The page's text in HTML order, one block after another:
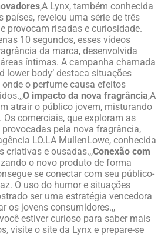
,A Lynx, também conhecida
países, revelou uma série de três
provocam risadas e curiosidade.
10 segundos, esses vídeos
da marca, desenvolvida
íntimas. A campanha chamada
lower body’ destaca situações
o perfume causa efeitos
O impacto da nova fragrância,A
atrair o público jovem, misturando
Os comerciais, que exploram as
pela nova fragrância,
LO.LA MullenLowe, conhecida
criativas e ousadas.,,Conexão com
o novo produto de forma
se conectar com seu público-
O uso do humor e situações
ser uma estratégia vencedora
os jovens consumidores.,,
você estiver curioso para saber mais
visite o site da Lynx e prepare-se